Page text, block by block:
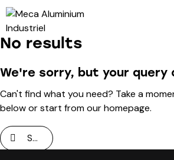
No results
We're sorry, but your
Can't find what you need? Take a
below or start fromour homepage.